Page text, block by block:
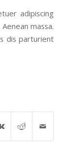
adipiscing
massa.
dis parturient